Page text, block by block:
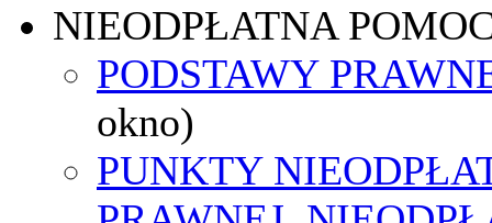
NIEODPŁATNA
PODSTAWY
okno)
PUNKTY